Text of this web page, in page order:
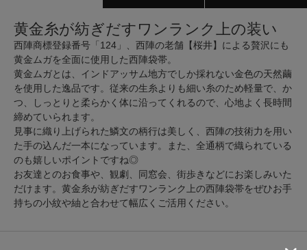
黄金糸が紡ぎだすワンランク上の装い
西陣商標登録番号「124」、西陣の老舗【桜井】による贅沢にも
黄金ムガを全面に使用した西陣袋帯。
黄金ムガとは、インドアッサム地方でしか採れない金色の天然繭
を使用した逸品です。従来の生糸よりも細い糸のため軽量で、か
つ、しっとりと柔らかく体に沿ってくれるので、心地よく長時間
締めていられます。
見事に織り上げられた鱗文の柄行は美しく、西陣の技術力を用い
た手の込んだ一本になっています。また、全通柄で織られている
のも嬉しいポイントですね◎
お友達とのお食事や、観劇、同窓会、街歩きなどにお楽しみいた
だけます。黄金糸が紡ぎだすワンランク上の西陣袋帯をぜひお手
持ちの小紋や紬と合わせて幅広くご活用ください。